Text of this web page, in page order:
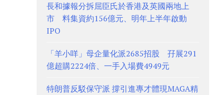
長和據報分拆屈臣氏於香港及英國兩地上
市 料集資約156億元、明年上半年啟動
IPO
「羊小咩」母企量化派2685招股 孖展291
億超購2224倍、一手入場費4949元
特朗普反駁保守派 撐引進專才體現MAGA精